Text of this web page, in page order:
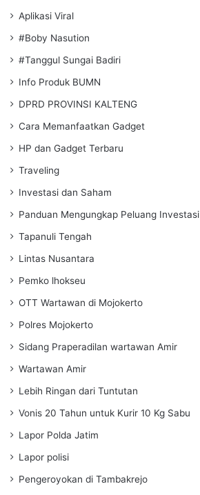
Aplikasi Viral
#Boby Nasution
#Tanggul Sungai Badiri
Info Produk BUMN
DPRD PROVINSI KALTENG
Cara Memanfaatkan Gadget
HP dan Gadget Terbaru
Traveling
Investasi dan Saham
Panduan Mengungkap Peluang Investasi
Tapanuli Tengah
Lintas Nusantara
Pemko lhokseu
OTT Wartawan di Mojokerto
Polres Mojokerto
Sidang Praperadilan wartawan Amir
Wartawan Amir
Lebih Ringan dari Tuntutan
Vonis 20 Tahun untuk Kurir 10 Kg Sabu
Lapor Polda Jatim
Lapor polisi
Pengeroyokan di Tambakrejo